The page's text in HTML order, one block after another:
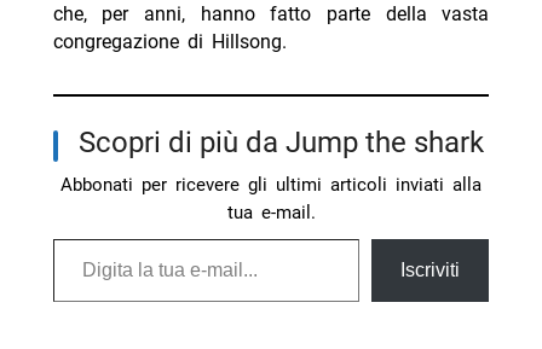
che, per anni, hanno fatto parte della vasta
congregazione di Hillsong.
Scopri di più da Jump the shark
Abbonati per ricevere gli ultimi articoli inviati alla
tua e-mail.
Digita la tua e-mail...
Iscriviti